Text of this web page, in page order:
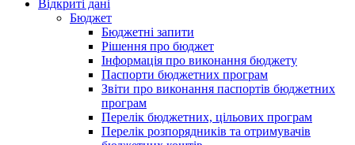
Відкриті дані
Бюджет
Бюджетні запити
Рішення про бюджет
Інформація про виконання бюджету
Паспорти бюджетних програм
Звіти про виконання паспортів бюджетних
програм
Перелік бюджетних, цільових програм
Перелік розпорядників та отримувачів